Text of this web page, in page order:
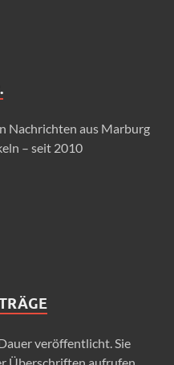
Nachrichten aus Marburg
– seit 2010
veröffentlicht. Sie